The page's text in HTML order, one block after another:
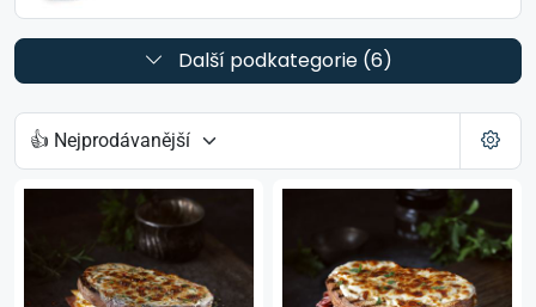
Další podkategorie (6)